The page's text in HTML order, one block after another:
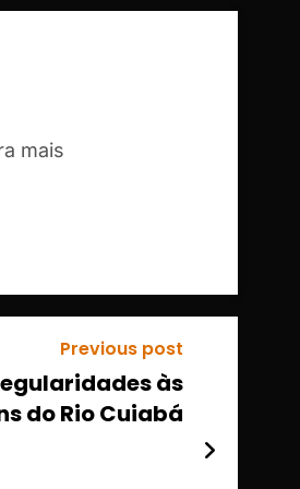
mais
Previous post
às
do Rio Cuiabá